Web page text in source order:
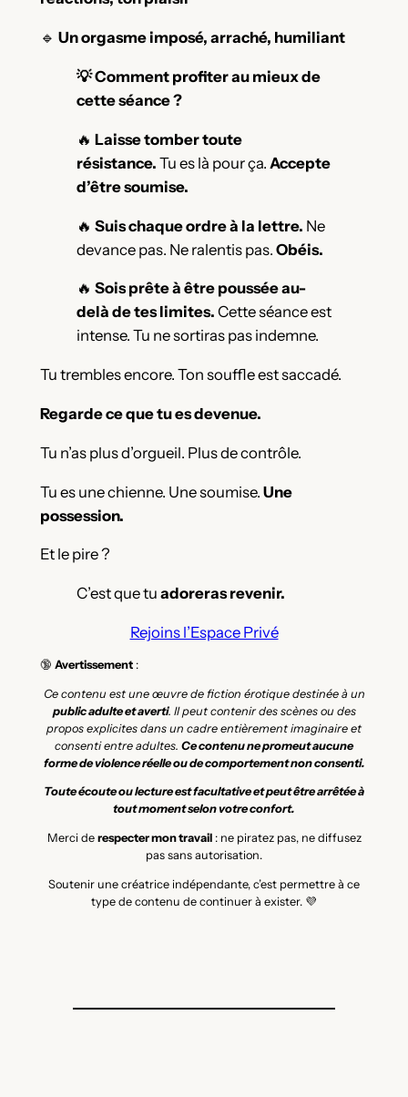
🔹 Un orgasme imposé, arraché, humiliant
💡 Comment profiter au mieux de
cette séance ?
🔥 Laisse tomber toute
résistance. Tu es là pour ça. Accepte
d’être soumise.
🔥 Suis chaque ordre à la lettre. Ne
devance pas. Ne ralentis pas. Obéis.
🔥 Sois prête à être poussée au-
delà de tes limites. Cette séance est
intense. Tu ne sortiras pas indemne.
Tu trembles encore. Ton souffle est saccadé.
Regarde ce que tu es devenue.
Tu n’as plus d’orgueil. Plus de contrôle.
Tu es une chienne. Une soumise. Une
possession.
Et le pire ?
C’est que tu adoreras revenir.
Rejoins l’Espace Privé
🔞 Avertissement:
Ce contenu est une œuvre de fiction érotique destinée à un
public adulte et averti. Il peut contenir des scènes ou des
propos explicites dans un cadre entièrement imaginaire et
consenti entre adultes. Ce contenu ne promeut aucune
forme de violence réelle ou de comportement non consenti.
Toute écoute ou lecture est facultative et peut être arrêtée à
tout moment selon votre confort.
Merci de respecter mon travail: ne piratez pas, ne diffusez
pas sans autorisation.
Soutenir une créatrice indépendante, c’est permettre à ce
type de contenu de continuer à exister. 💜